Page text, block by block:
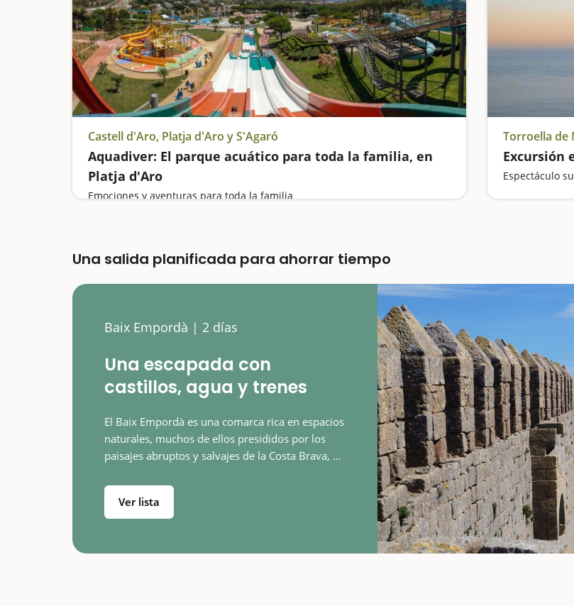
Castell d'Aro, Platja d'Aro y S'Agaró
Aquadiver: El parque acuático para toda la familia, en
Platja d'Aro
Emociones y aventuras para toda la familia
Torroella de
Excursión
Espectáculo
Una salida planificada para ahorrar tiempo
Baix Empordà | 2 días
Una escapada con
castillos, agua y trenes
El Baix Empordà es una comarca rica en espacios
naturales, muchos de ellos presididos por los
paisajes abruptos y salvajes de la Costa Brava, y
visitar con niños. La Gola del Ter o el Parque…
Ver lista